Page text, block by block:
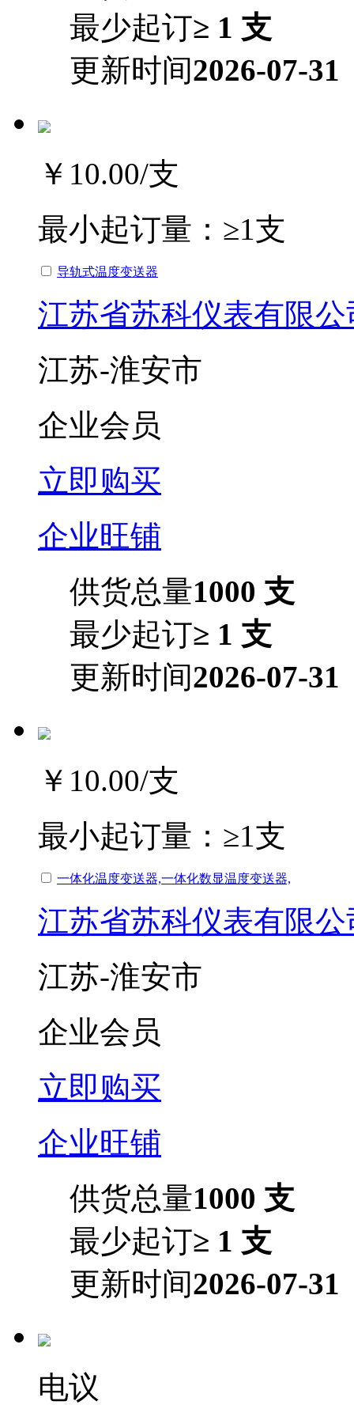
最少起订≥ 1 支
更新时间2026-07-31
￥10.00/支
最小起订量： ≥1支
导轨式温度变送器
江苏省苏科仪表有限公
江苏-淮安市
企业会员
立即购买
企业旺铺
供货总量1000 支
最少起订≥ 1 支
更新时间2026-07-31
￥10.00/支
最小起订量： ≥1支
一体化温度变送器,一体化数显温度变送器,
江苏省苏科仪表有限公
江苏-淮安市
企业会员
立即购买
企业旺铺
供货总量1000 支
最少起订≥ 1 支
更新时间2026-07-31
电议